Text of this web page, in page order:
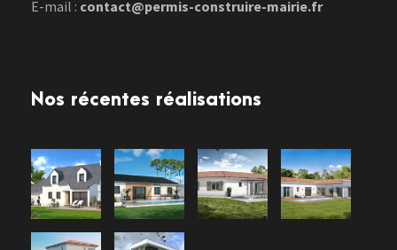
E-mail : contact@permis-construire-mairie.fr
Nos récentes réalisations